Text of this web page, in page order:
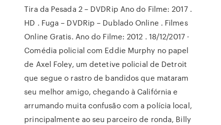
Tira da Pesada 2 – DVDRip Ano do Filme: 2017 .
HD . Fuga – DVDRip – Dublado Online . Filmes
Online Gratis. Ano do Filme: 2012 . 18/12/2017 ·
Comédia policial com Eddie Murphy no papel
de Axel Foley, um detetive policial de Detroit
que segue o rastro de bandidos que mataram
seu melhor amigo, chegando à Califórnia e
arrumando muita confusão com a polícia local,
principalmente ao seu parceiro de ronda, Billy